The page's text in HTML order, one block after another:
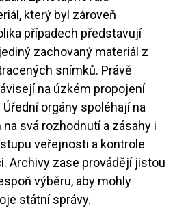
který byl zároveň
případech představují
zachovaný materiál z
snímků. Právě
na úzkém propojení
orgány spoléhají na
svá rozhodnutí a zásahy i
veřejnosti a kontrole
Archivy zase provádějí jistou
výběru, aby mohly
státní správy.